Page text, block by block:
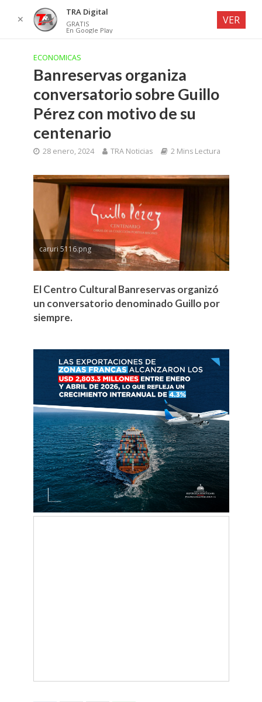
ECONOMICAS
Banreservas organiza
conversatorio sobre Guillo
Pérez con motivo de su
centenario
28 enero, 2024 TRA Noticias 2 Mins Lectura
caruri 5116.png
El Centro Cultural Banreservas organizó
un conversatorio denominado Guillo por
siempre.
✕
TRA Digital
GRATIS
En Google Play
VER